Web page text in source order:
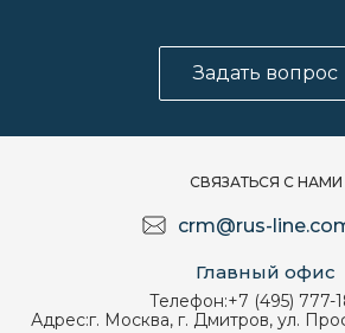
Задать вопрос
СВЯЗАТЬСЯ С НАМИ
crm@rus-
Главный офис
Телефон:+7 (495) 777-
Адрес:г. Москва, г. Дмитров, ул.